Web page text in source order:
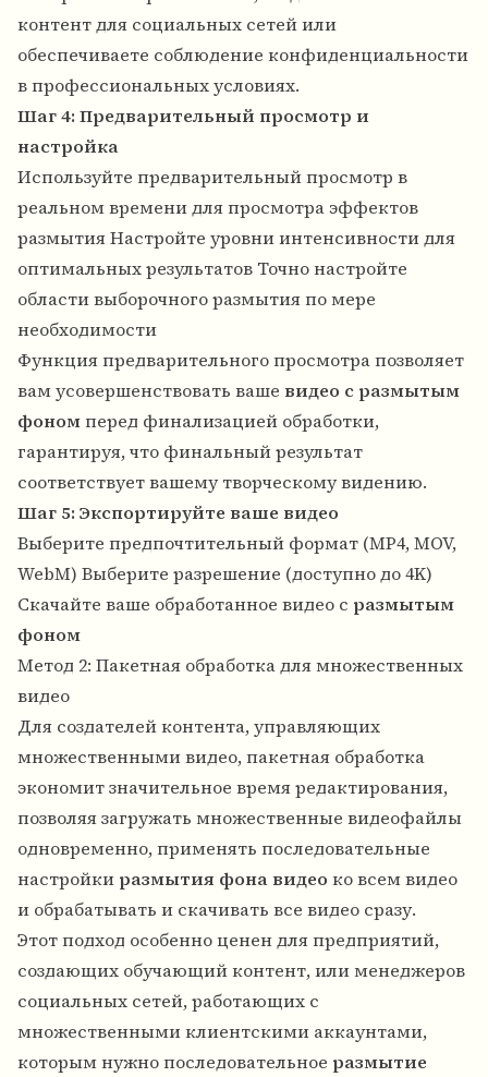
контент для социальных сетей или
обеспечиваете соблюдение конфиденциальности
в профессиональных условиях.
Шаг 4: Предварительный просмотр и
настройка
Используйте предварительный просмотр в
реальном времени для просмотра эффектов
размытия Настройте уровни интенсивности для
оптимальных результатов Точно настройте
области выборочного размытия по мере
необходимости
Функция предварительного просмотра позволяет
вам усовершенствовать ваше видео с размытым
фономперед финализацией обработки,
гарантируя, что финальный результат
соответствует вашему творческому видению.
Шаг 5: Экспортируйте ваше видео
Выберите предпочтительный формат (MP4, MOV,
WebM) Выберите разрешение (доступно до 4K)
Скачайте ваше обработанное видео с размытым
фоном
Метод 2: Пакетная обработка для множественных
видео
Для создателей контента, управляющих
множественными видео, пакетная обработка
экономит значительное время редактирования,
позволяя загружать множественные видеофайлы
одновременно, применять последовательные
настройки размытия фона видео ко всем видео
и обрабатывать и скачивать все видео сразу.
Этот подход особенно ценен для предприятий,
создающих обучающий контент, или менеджеров
социальных сетей, работающих с
множественными клиентскими аккаунтами,
которым нужно последовательное размытие